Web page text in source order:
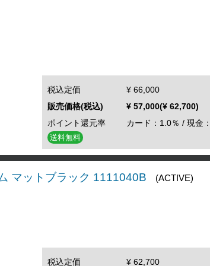
税込定価
¥ 66,000
販売価格(税込)
¥ 57,000(¥ 62,700)
ポイント還元率
カード：1.0％ / 現金
送料無料
マットブラック 1111040B (ACTIVE)
税込定価 ¥ 62,700